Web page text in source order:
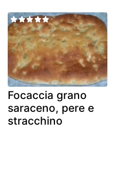
Focaccia grano
saraceno, pere e
stracchino